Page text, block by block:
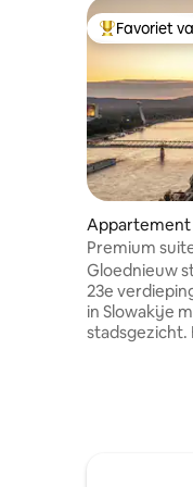
Topfavoriet
Favoriet
Appartement
Premium
de OUDE
Gloednieuw
23e
in Slowakije
stadsgezicht. Het appartement maakt
Donau.